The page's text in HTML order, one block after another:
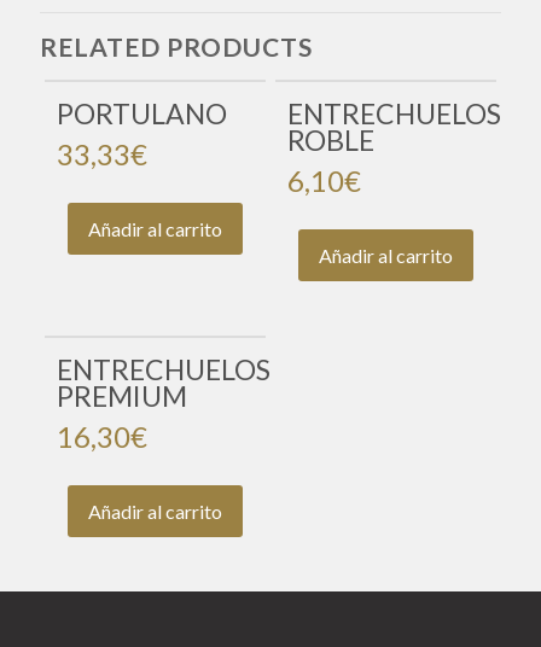
RELATED PRODUCTS
PORTULANO
33,33€
Añadir al carrito
ENTRECHUELOS
ROBLE
6,10€
Añadir al carrito
ENTRECHUELOS
PREMIUM
16,30€
Añadir al carrito